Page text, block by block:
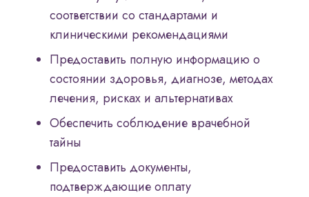
соответствии со стандартами и
клиническими рекомендациями
Предоставить полную информацию о
состоянии здоровья, диагнозе, методах
лечения, рисках и альтернативах
Обеспечить соблюдение врачебной
тайны
Предоставить документы,
подтверждающие оплату